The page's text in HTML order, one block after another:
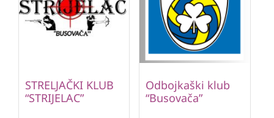
STRELJAČKI KLUB
“STRIJELAC”
Odbojkaški klub
“Busovača”